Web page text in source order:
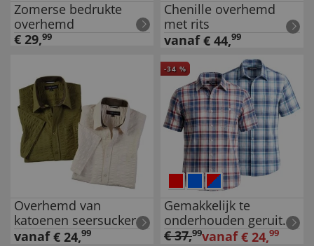
Zomerse bedrukte
overhemd
€ 29,99
Chenille overhemd
met rits
vanaf € 44,99
Overhemd van
katoenen seersucker
vanaf € 24,99
-34 %
Gemakkelijk te
onderhouden geruit
overhemd
€37,99vanaf € 24,99